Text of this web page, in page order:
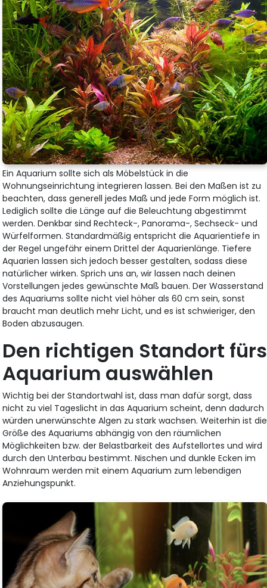
Ein Aquarium sollte sich als Möbelstück in die
Wohnungseinrichtung integrieren lassen. Bei den Maßen ist zu
beachten, dass generell jedes Maß und jede Form möglich ist.
Lediglich sollte die Länge auf die Beleuchtung abgestimmt
werden. Denkbar sind Rechteck-, Panorama-, Sechseck- und
Würfelformen. Standardmäßig entspricht die Aquarientiefe in
der Regel ungefähr einem Drittel der Aquarienlänge. Tiefere
Aquarien lassen sich jedoch besser gestalten, sodass diese
natürlicher wirken. Sprich uns an, wir lassen nach deinen
Vorstellungen jedes gewünschte Maß bauen. Der Wasserstand
des Aquariums sollte nicht viel höher als 60 cm sein, sonst
braucht man deutlich mehr Licht, und es ist schwieriger, den
Boden abzusaugen.
Den richtigen Standort fürs
Aquarium auswählen
Wichtig bei der Standortwahl ist, dass man dafür sorgt, dass
nicht zu viel Tageslicht in das Aquarium scheint, denn dadurch
würden unerwünschte Algen zu stark wachsen. Weiterhin ist die
Größe des Aquariums abhängig von den räumlichen
Möglichkeiten bzw. der Belastbarkeit des Aufstellortes und wird
durch den Unterbau bestimmt. Nischen und dunkle Ecken im
Wohnraum werden mit einem Aquarium zum lebendigen
Anziehungspunkt.